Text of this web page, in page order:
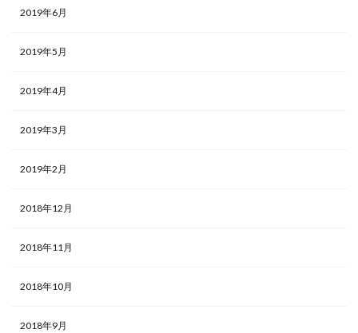
2019年6月
2019年5月
2019年4月
2019年3月
2019年2月
2018年12月
2018年11月
2018年10月
2018年9月